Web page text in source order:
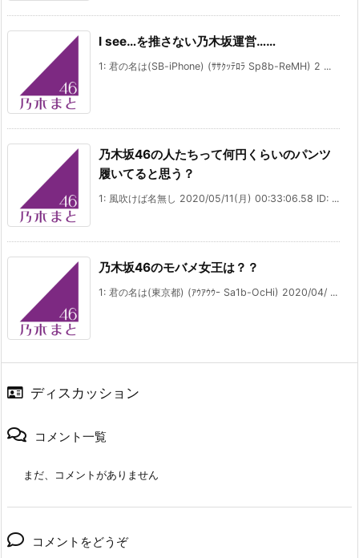
I see…を推さない乃木坂運営……
1: 君の名は(SB-iPhone) (ｻｻｸｯﾃﾛﾗ Sp8b-ReMH) 2 ...
乃木坂46の人たちって何円くらいのパンツ
履いてると思う？
1: 風吹けば名無し 2020/05/11(月) 00:33:06.58 ID: ...
乃木坂46のモバメ女王は？？
1: 君の名は(東京都) (ｱｳｱｳｳｰ Sa1b-OcHi) 2020/04/ ...
ディスカッション
コメント一覧
まだ、コメントがありません
コメントをどうぞ